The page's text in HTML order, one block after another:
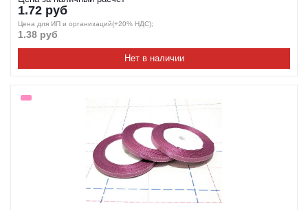
1.72 руб
Цена для ИП и организаций(+20% НДС);
1.38 руб
Нет в наличии